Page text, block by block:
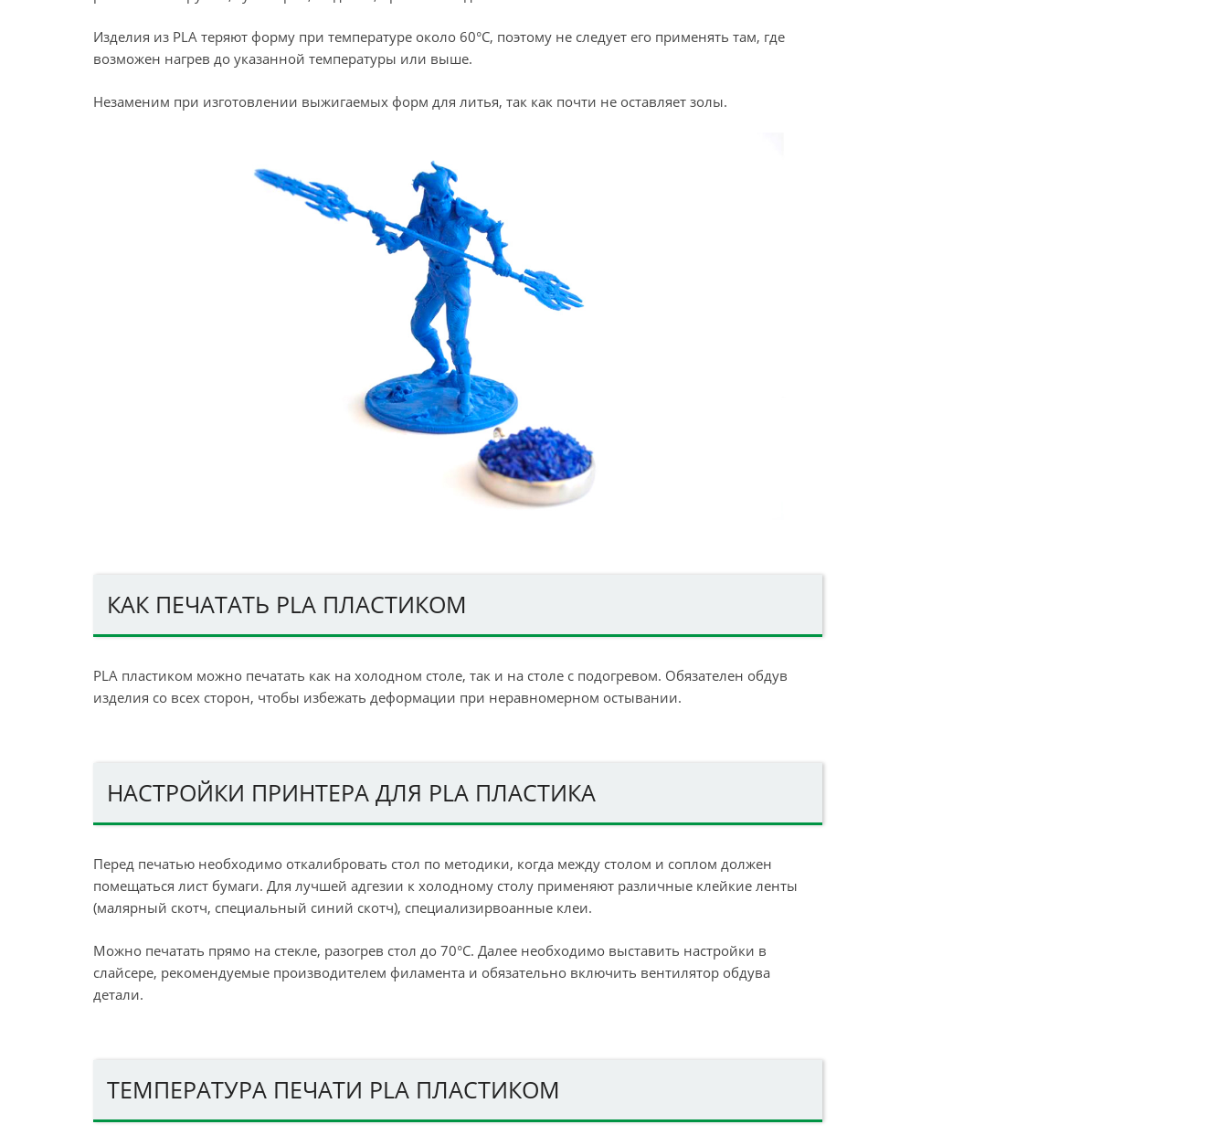
Изделия из PLA теряют форму при температуре около 60°С, поэтому не следует его применять там, где
возможен нагрев до указанной температуры или выше.
Незаменим при изготовлении выжигаемых форм для литья, так как почти не оставляет золы.
КАК ПЕЧАТАТЬ PLA ПЛАСТИКОМ
PLA пластиком можно печатать как на холодном столе, так и на столе с подогревом. Обязателен обдув
изделия со всех сторон, чтобы избежать деформации при неравномерном остывании.
НАСТРОЙКИ ПРИНТЕРА ДЛЯ PLA ПЛАСТИКА
Перед печатью необходимо откалибровать стол по методики, когда между столом и соплом должен
помещаться лист бумаги. Для лучшей адгезии к холодному столу применяют различные клейкие ленты
(малярный скотч, специальный синий скотч), специализирвоанные клеи.
Можно печатать прямо на стекле, разогрев стол до 70°С. Далее необходимо выставить настройки в
слайсере, рекомендуемые производителем филамента и обязательно включить вентилятор обдува
детали.
ТЕМПЕРАТУРА ПЕЧАТИ PLA ПЛАСТИКОМ